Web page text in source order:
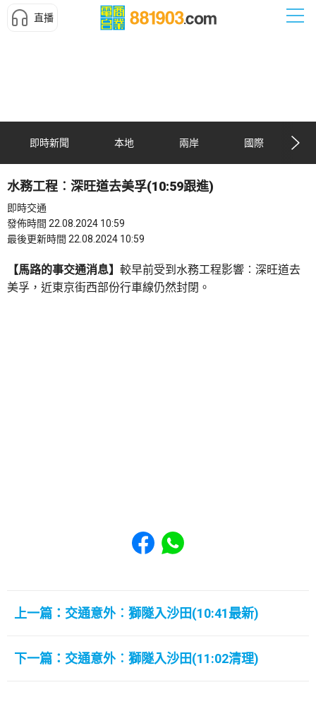
直播
即時新聞 本地 兩岸 國際
水務工程︰深旺道去美孚(10:59跟進)
即時交通
發佈時間 22.08.2024 10:59
最後更新時間 22.08.2024 10:59
【馬路的事交通消息】 較早前受到水務工程影響︰深旺道去
美孚，近東京街西部份行車線仍然封閉。
Share to Facebook
Share to WhatsApp
上一篇：交通意外︰獅隧入沙田(10:41最新)
下一篇：交通意外︰獅隧入沙田(11:02清理)